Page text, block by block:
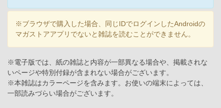
※ブラウザで購入した場合、同じIDでログインしたAndroidの
マガストアアプリでないと雑誌を読むことができません。
※電子版では、紙の雑誌と内容が一部異なる場合や、掲載されな
いページや特別付録が含まれない場合がございます。
※本雑誌はカラーページを含みます。お使いの端末によっては、
一部読みづらい場合がございます。